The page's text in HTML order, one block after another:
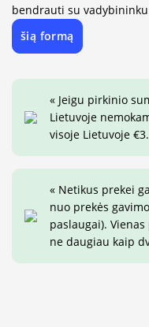
bendrauti su vadybininku
šią formą
« Jeigu pirkinio
Lietuvoje
visoje Lietuvoje €3.
« Netikus prekei
nuo prekės
paslaugai).
ne daugiau kaip